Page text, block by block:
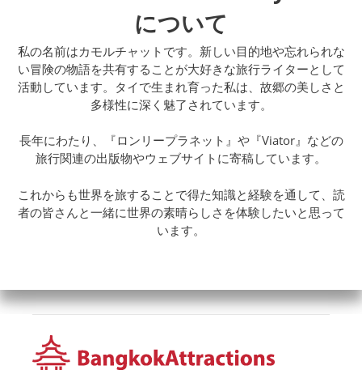
について
私の名前はカモルチャットです。新しい目的地や忘れられな
い冒険の物語を共有することが大好きな旅行ライターとして
活動しています。タイで生まれ育った私は、故郷の美しさと
多様性に深く魅了されています。
長年にわたり、『ロンリープラネット』や『Viator』などの
旅行関連の出版物やウェブサイトに寄稿しています。
これからも世界を旅することで得た知識と経験を通して、読
者の皆さんと一緒に世界の素晴らしさを体験したいと思って
います。